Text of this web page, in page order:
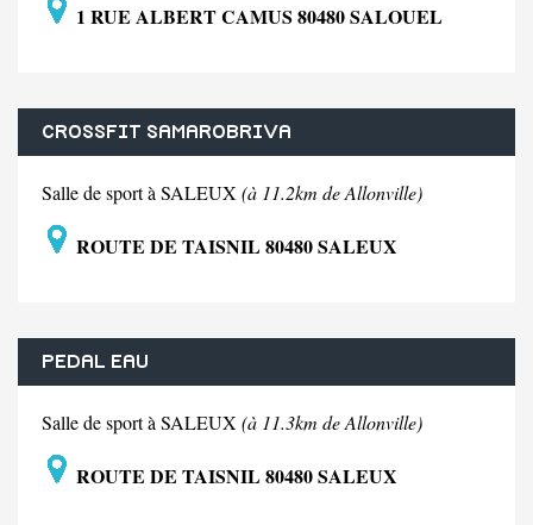
1 RUE ALBERT CAMUS 80480 SALOUEL
CROSSFIT SAMAROBRIVA
Salle de sport à SALEUX (à 11.2km de Allonville)
ROUTE DE TAISNIL 80480 SALEUX
PEDAL EAU
Salle de sport à SALEUX (à 11.3km de Allonville)
ROUTE DE TAISNIL 80480 SALEUX